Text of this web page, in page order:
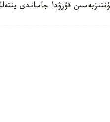
قۇرۋدا جاساندى